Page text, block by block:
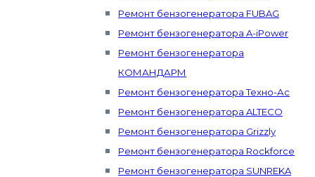
Ремонт бензогенератора FUBAG
Ремонт бензогенератора A-iPower
Ремонт бензогенератора
КОМАНДАРМ
Ремонт бензогенератора Техно-Ас
Ремонт бензогенератора ALTECO
Ремонт бензогенератора Grizzly
Ремонт бензогенератора Rockforce
Ремонт бензогенератора SUNREKA